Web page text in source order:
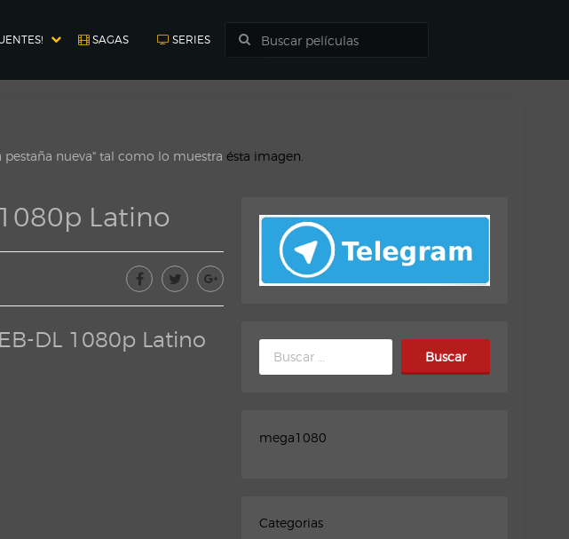
SAGAS SERIES
nueva" tal como lo muestra ésta imagen.
Latino
DL 1080p Latino Buscar:
mega1080
Categorias